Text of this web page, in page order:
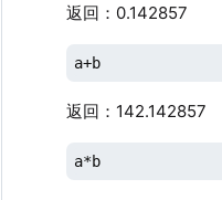
返回：0.142857
a+b
返回：142.142857
a*b